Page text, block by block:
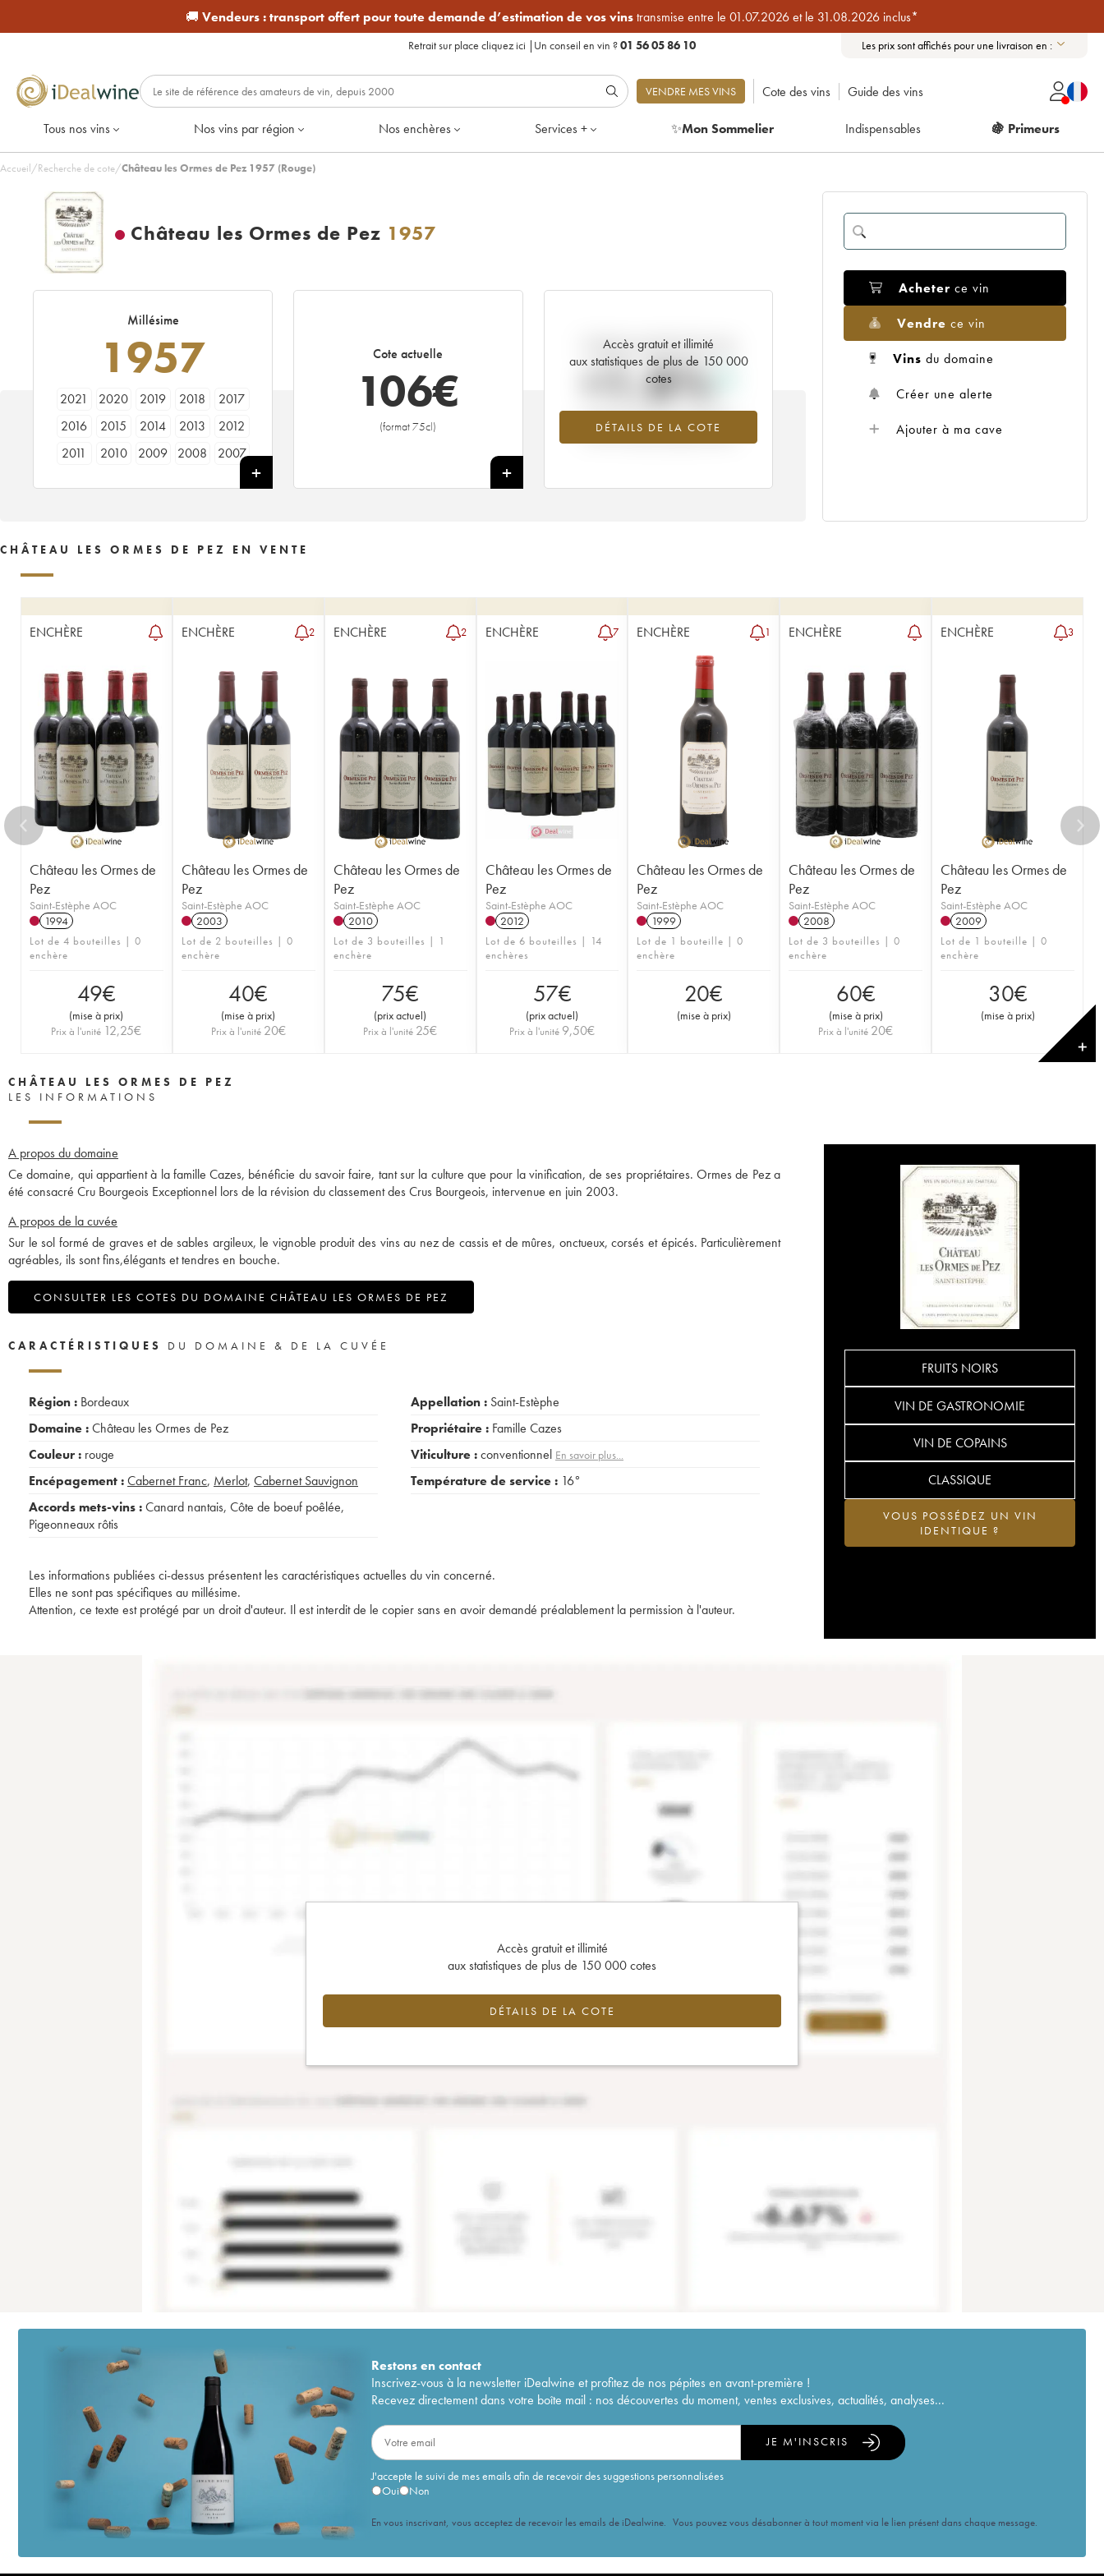
🚚 Vendeurs :transport offert pour toute demande d’estimation de vos vinstransmise entre le 01.07.2026 et le 31.08.2026 inclus*
Retrait sur place cliquez ici | Un conseil en vin ?01 56 05 86 10 Les prix sont affichés pour une livraison en :
VENDRE MES VINS Cote des vins Guide des vins
Tous nos vins Nos vins par région Nos enchères Services + ✨Mon Sommelier Indispensables 🍇 Primeurs
Accueil/Recherche de cote/Château les Ormes de Pez 1957 (Rouge)
Château les Ormes de Pez 1957
Millésime
1957
2021 2020 2019 2018
2017
2016
2015 2014 2013
2012
2011
2010 2009 2008
2007
1981
1980 1979 1978
1976
1973
1969
1967 1966
1962
1961
1959 1957
Cote actuelle
106€
(format 75cl)
+
Accès gratuit et illimité
aux statistiques de plus de 150 000
cotes
DÉTAILS DE LA COTE
Tendance actuelle de la cote
+1.8%
Tendance à la hausse du millésime
1957 en 2026 par rapport à 2025
Acheter ce vin
Vendre ce vin
Vins du domaine
Créer une alerte
Ajouter à ma cave
CHÂTEAU LES ORMES DE PEZ EN VENTE
ENCHÈRE
Château les Ormes de
Pez
Saint-Estèphe AOC
1994
Lot de 4 bouteilles | 0
enchère
49€
(mise à prix)
Prix à l'unité 12,25€
ENCHÈRE 2
Château les Ormes de
Pez
Saint-Estèphe AOC
2003
Lot de 2 bouteilles | 0
enchère
40€
(mise à prix)
Prix à l'unité 20€
ENCHÈRE 2
Château les Ormes de
Pez
Saint-Estèphe AOC
2010
Lot de 3 bouteilles | 1
enchère
75€
(prix actuel)
Prix à l'unité 25€
ENCHÈRE 7
Château les Ormes de
Pez
Saint-Estèphe AOC
2012
Lot de 6 bouteilles | 14
enchères
57€
(prix actuel)
Prix à l'unité 9,50€
ENCHÈRE 1
Château les Ormes de
Pez
Saint-Estèphe AOC
1999
Lot de 1 bouteille | 0
enchère
20€
(mise à prix)
ENCHÈRE
Château les Ormes de
Pez
Saint-Estèphe AOC
2008
Lot de 3 bouteilles | 0
enchère
60€
(mise à prix)
Prix à l'unité 20€
ENCHÈRE 3
Château les Ormes de
Pez
Saint-Estèphe AOC
2009
Lot de 1 bouteille | 0
enchère
30€
(mise à prix)
✕
CHÂTEAU LES ORMES DE PEZ
LES INFORMATIONS
A propos du domaine
Ce domaine, qui appartient à la famille Cazes, bénéficie du savoir faire, tant sur la culture que pour la vinification, de ses propriétaires. Ormes de Pez a
été consacré Cru Bourgeois Exceptionnel lors de la révision du classement des Crus Bourgeois, intervenue en juin 2003.
A propos de la cuvée
Sur le sol formé de graves et de sables argileux, le vignoble produit des vins au nez de cassis et de mûres, onctueux, corsés et épicés. Particulièrement
agréables, ils sont fins,élégants et tendres en bouche.
CONSULTER LES COTES DU DOMAINE CHÂTEAU LES ORMES DE PEZ
FRUITS NOIRS
VIN DE GASTRONOMIE
VIN DE COPAINS
CLASSIQUE
VOUS POSSÉDEZ UN VIN
IDENTIQUE ?
CARACTÉRISTIQUES DU DOMAINE & DE LA CUVÉE
Région : Bordeaux
Domaine :Château les Ormes de Pez
Couleur : rouge
Encépagement :Cabernet Franc, Merlot, Cabernet Sauvignon
Accords mets-vins :Canard nantais, Côte de boeuf poêlée,
Pigeonneaux rôtis
Appellation : Saint-Estèphe
Propriétaire : Famille Cazes
Viticulture :conventionnel En savoir plus...
Température de service : 16°
Les informations publiées ci-dessus présentent les caractéristiques actuelles du vin concerné.
Elles ne sont pas spécifiques au millésime.
Attention, ce texte est protégé par un droit d'auteur. Il est interdit de le copier sans en avoir demandé préalablement la permission à l'auteur.
Accès gratuit et illimité
aux statistiques de plus de 150 000 cotes
DÉTAILS DE LA COTE
Restons encontact
Inscrivez-vous à la newsletter iDealwine et profitez de nos pépites en avant-première !
Recevez directement dans votre boîte mail : nos découvertes du moment, ventes exclusives, actualités, analyses...
J'accepte le suivi de mes emails afin de recevoir des suggestions personnalisées
Oui
Non
JE M'INSCRIS
En vous inscrivant, vous acceptez de recevoir les emails de iDealwine. Vous pouvez vous désabonner à tout moment via le lien présent dans chaque message.